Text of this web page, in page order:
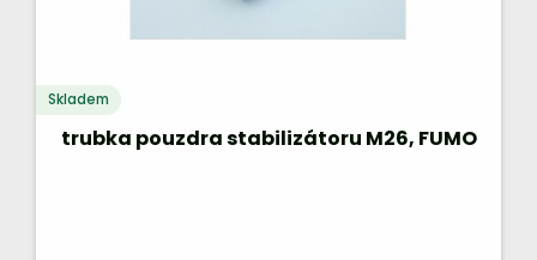
Skladem
trubka pouzdra stabilizátoru M26, FUMO